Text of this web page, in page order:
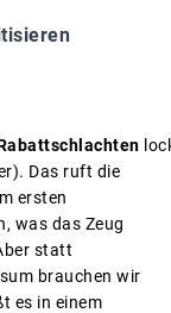
Das ruft die
ersten
was das Zeug
statt
brauchen wir
es in einem